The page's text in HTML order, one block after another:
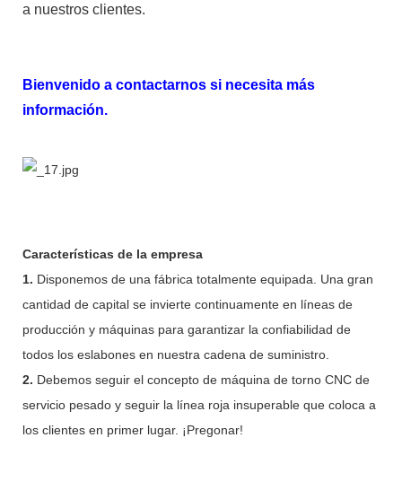
a nuestros clientes.
Bienvenido a contactarnos si necesita más
información.
Características de la empresa
1. Disponemos de una fábrica totalmente equipada. Una gran
cantidad de capital se invierte continuamente en líneas de
producción y máquinas para garantizar la confiabilidad de
todos los eslabones en nuestra cadena de suministro.
2. Debemos seguir el concepto de máquina de torno CNC de
servicio pesado y seguir la línea roja insuperable que coloca a
los clientes en primer lugar. ¡Pregonar!